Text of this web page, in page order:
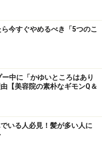
品をチェック！
今すぐやめるべき「5つのこ
中に「かゆいところはあり
【美容院の素朴なギモンQ＆
いる人必見！髪が多い人に